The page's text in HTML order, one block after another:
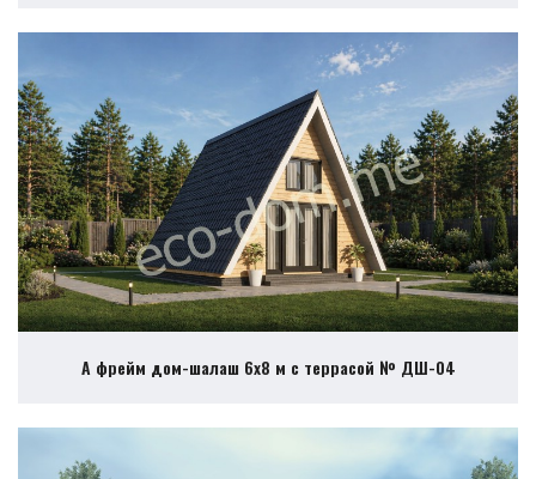
А фрейм дом-шалаш 6х8 м с террасой № ДШ-04